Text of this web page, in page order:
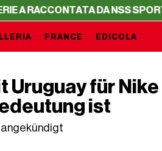
DA NSS SPORTS
FRANCE EDICOLA
Uruguay für Nike
ist
angekündigt